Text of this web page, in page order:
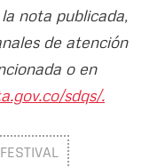
nota publicada,
de atención
o en
sdqs/.
FESTIVAL